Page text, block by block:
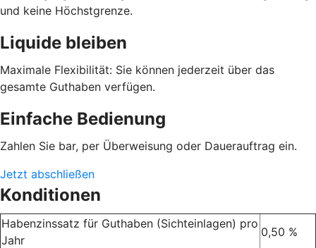
und keine Höchstgrenze.
Liquide bleiben
Maximale Flexibilität: Sie können jederzeit über das
gesamte Guthaben verfügen.
Einfache Bedienung
Zahlen Sie bar, per Überweisung oder Dauerauftrag ein.
Jetzt abschließen
Konditionen
Habenzinssatz für Guthaben (Sichteinlagen) pro
Jahr
0,50 %